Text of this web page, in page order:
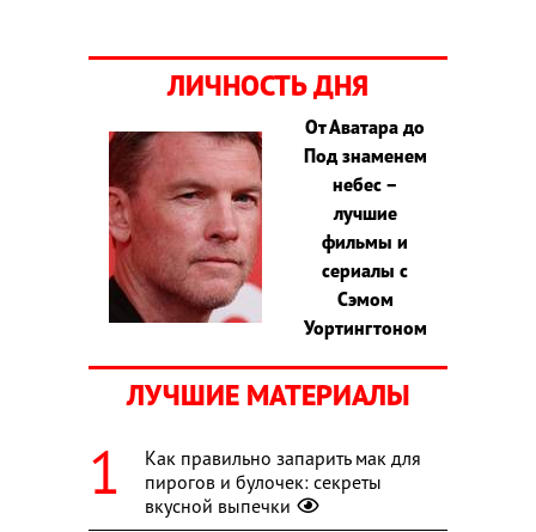
ЛИЧНОСТЬ ДНЯ
От Аватара до
Под знаменем
небес –
лучшие
фильмы и
сериалы с
Сэмом
Уортингтоном
ЛУЧШИЕ МАТЕРИАЛЫ
Как правильно запарить мак для
пирогов и булочек: секреты
вкусной выпечки